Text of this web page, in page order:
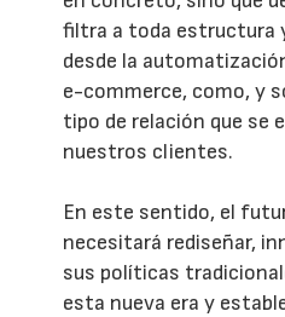
filtra a toda estructura
desde la
e-commerce, como, y
tipo de relación que se
nuestros clientes.
En este sentido, el
necesitará rediseñar,
sus políticas
esta nueva era y